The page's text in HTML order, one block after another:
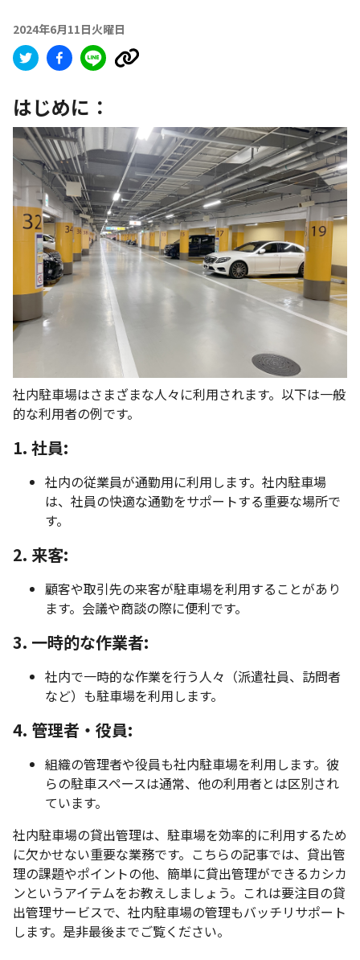
2024年6月11日火曜日
はじめに：
社内駐車場はさまざまな人々に利用されます。以下は一般
的な利用者の例です。
1. 社員:
社内の従業員が通勤用に利用します。社内駐車場
は、社員の快適な通勤をサポートする重要な場所で
す。
2. 来客:
顧客や取引先の来客が駐車場を利用することがあり
ます。会議や商談の際に便利です。
3. 一時的な作業者:
社内で一時的な作業を行う人々（派遣社員、訪問者
など）も駐車場を利用します。
4. 管理者・役員:
組織の管理者や役員も社内駐車場を利用します。彼
らの駐車スペースは通常、他の利用者とは区別され
ています。
社内駐車場の貸出管理は、駐車場を効率的に利用するため
に欠かせない重要な業務です。こちらの記事では、貸出管
理の課題やポイントの他、簡単に貸出管理ができるカシカ
ンというアイテムをお教えしましょう。これは要注目の貸
出管理サービスで、社内駐車場の管理もバッチリサポート
します。是非最後までご覧ください。